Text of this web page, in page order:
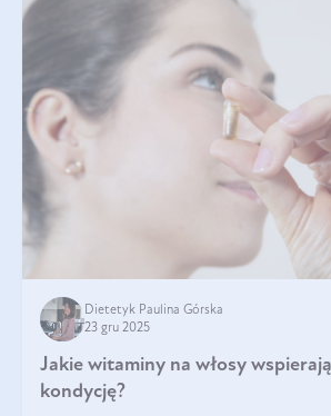
Dietetyk Paulina Górska
23 gru 2025
Jakie witaminy na włosy
kondycję?